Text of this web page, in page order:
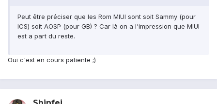
Peut être préciser que les Rom MIUI sont soit Sammy (pour
ICS) soit AOSP (pour GB) ? Car là on a l'impression que MIUI
est a part du reste.
Oui c'est en cours patiente ;)